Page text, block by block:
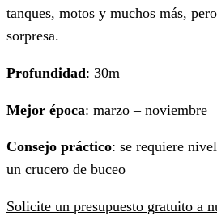
tanques, motos y muchos más,
sorpresa.
Profundidad: 30m
Mejor época: marzo – noviembre
Consejo práctico: se requiere
un crucero de buceo
Solicite un presupuesto gratuito a